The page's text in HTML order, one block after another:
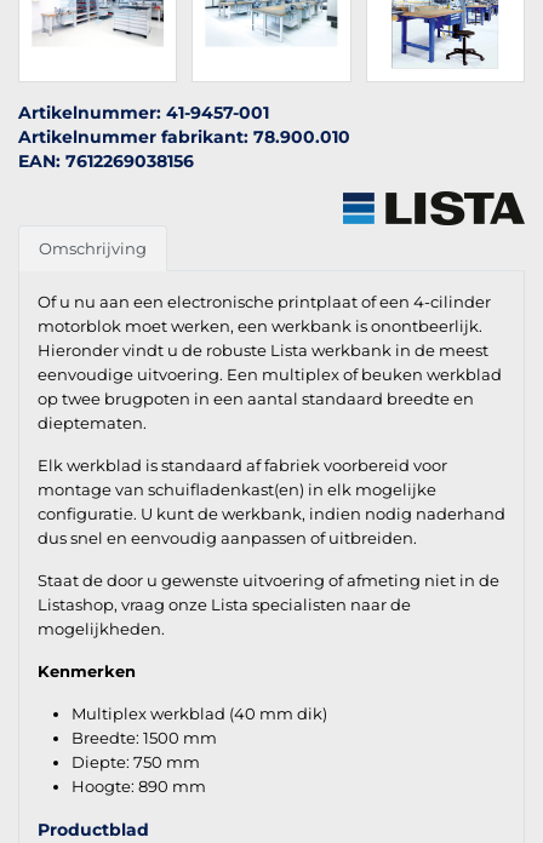
Artikelnummer: 41-9457-001
Artikelnummer fabrikant: 78.900.010
EAN: 7612269038156
Omschrijving
Of u nu aan een electronische printplaat of een 4-cilinder
motorblok moet werken, een werkbank is onontbeerlijk.
Hieronder vindt u de robuste Lista werkbank in de meest
eenvoudige uitvoering. Een multiplex of beuken werkblad
op twee brugpoten in een aantal standaard breedte en
dieptematen.
Elk werkblad is standaard af fabriek voorbereid voor
montage van schuifladenkast(en) in elk mogelijke
configuratie. U kunt de werkbank, indien nodig naderhand
dus snel en eenvoudig aanpassen of uitbreiden.
Staat de door u gewenste uitvoering of afmeting niet in de
Listashop, vraag onze Lista specialisten naar de
mogelijkheden.
Kenmerken
Multiplex werkblad (40 mm dik)
Breedte: 1500 mm
Diepte: 750 mm
Hoogte: 890 mm
Productblad